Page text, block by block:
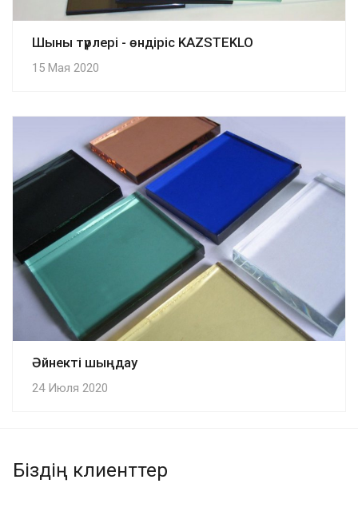
15 Мая 2020
Шыны түрлері - өндіріс KAZSTEKLO
24 Июля 2020
Әйнекті шыңдау
Біздің клиенттер